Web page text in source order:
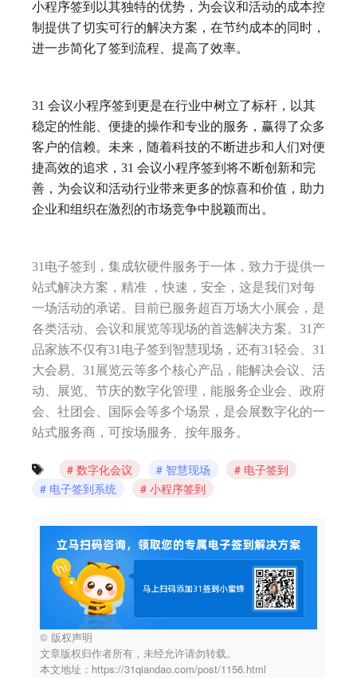
小程序签到以其独特的优势，为会议和活动的成本控
制提供了切实可行的解决方案，在节约成本的同时，
进一步简化了签到流程、提高了效率。
31 会议小程序签到更是在行业中树立了标杆，以其
稳定的性能、便捷的操作和专业的服务，赢得了众多
客户的信赖。未来，随着科技的不断进步和人们对便
捷高效的追求，31 会议小程序签到将不断创新和完
善，为会议和活动行业带来更多的惊喜和价值，助力
企业和组织在激烈的市场竞争中脱颖而出。
31电子签到，集成软硬件服务于一体，致力于提供一
站式解决方案，精准 ，快速，安全，这是我们对每
一场活动的承诺。目前已服务超百万场大小展会，是
各类活动、会议和展览等现场的首选解决方案。31产
品家族不仅有31电子签到智慧现场，还有31轻会、31
大会易、31展览云等多个核心产品，能解决会议、活
动、展览、节庆的数字化管理，能服务企业会、政府
会、社团会、国际会等多个场景，是会展数字化的一
站式服务商，可按场服务、按年服务。
数字化会议 智慧现场
电子签到
电子签到系统
小程序签到
© 版权声明
文章版权归作者所有，未经允许请勿转载。
本文地址：https://31qiandao.com/post/1156.html